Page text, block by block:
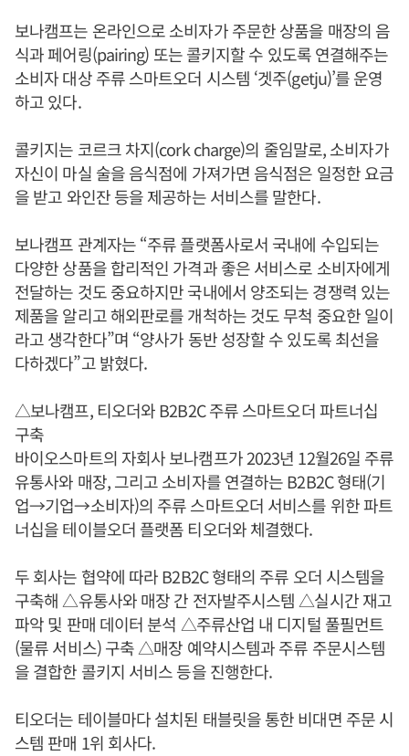
보나캠프는 온라인으로 소비자가 주문한 상품을 매장의 음
식과 페어링(pairing) 또는 콜키지할 수 있도록 연결해주는
소비자 대상 주류 스마트오더 시스템 ‘겟주(getju)’를 운영
하고 있다.
콜키지는 코르크 차지(cork charge)의 줄임말로, 소비자가
자신이 마실 술을 음식점에 가져가면 음식점은 일정한 요금
을 받고 와인잔 등을 제공하는 서비스를 말한다.
보나캠프 관계자는 “주류 플랫폼사로서 국내에 수입되는
다양한 상품을 합리적인 가격과 좋은 서비스로 소비자에게
전달하는 것도 중요하지만 국내에서 양조되는 경쟁력 있는
제품을 알리고 해외판로를 개척하는 것도 무척 중요한 일이
라고 생각한다”며 “양사가 동반 성장할 수 있도록 최선을
다하겠다”고 밝혔다.
△보나캠프, 티오더와 B2B2C 주류 스마트오더 파트너십
구축
바이오스마트의 자회사 보나캠프가 2023년 12월26일 주류
유통사와 매장, 그리고 소비자를 연결하는 B2B2C 형태(기
업→기업→소비자)의 주류 스마트오더 서비스를 위한 파트
너십을 테이블오더 플랫폼 티오더와 체결했다.
두 회사는 협약에 따라 B2B2C 형태의 주류 오더 시스템을
구축해 △유통사와 매장 간 전자발주시스템 △실시간 재고
파악 및 판매 데이터 분석 △주류산업 내 디지털 풀필먼트
(물류 서비스) 구축 △매장 예약시스템과 주류 주문시스템
을 결합한 콜키지 서비스 등을 진행한다.
티오더는 테이블마다 설치된 태블릿을 통한 비대면 주문 시
스템 판매 1위 회사다.